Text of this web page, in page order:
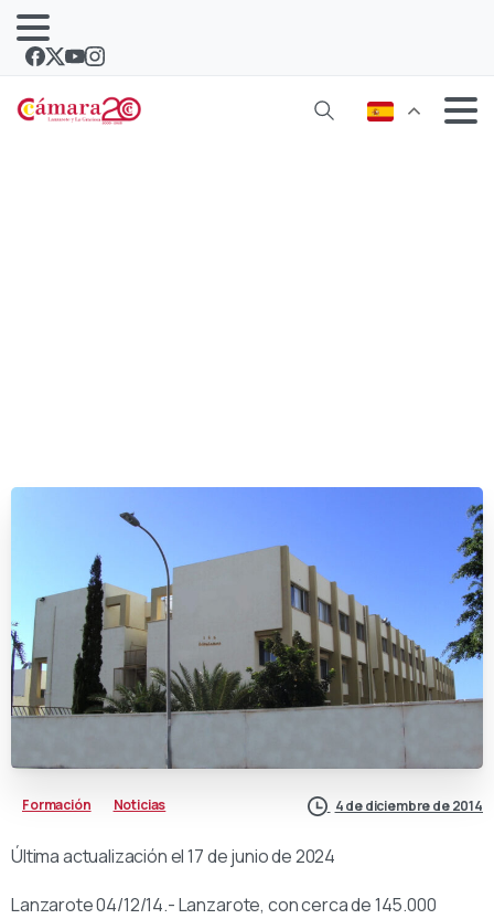
Formación Noticias 4 de diciembre de 2014
Última actualización el 17 de junio de 2024
Lanzarote 04/12/14.- Lanzarote, con cerca de 145.000